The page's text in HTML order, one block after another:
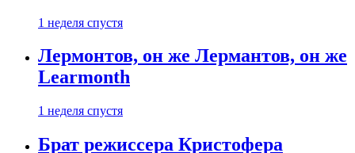
1 неделя спустя
Лермонтов, он же Лермантов, он же
Learmonth
1 неделя спустя
Брат режиссера Кристофера